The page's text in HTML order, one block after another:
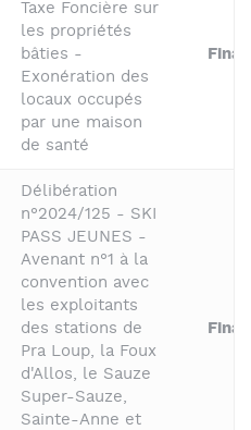
Taxe Foncière sur
les propriétés
bâties -
Exonération des
locaux occupés
par une maison
de santé
Délibération
n°2024/125 - SKI
PASS JEUNES -
Avenant n°1 à la
convention avec
les exploitants
des stations de
Pra Loup, la Foux
d'Allos, le Sauze
Super-Sauze,
Sainte-Anne et